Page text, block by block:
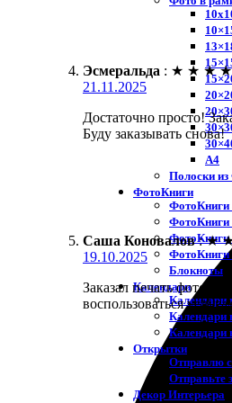
A4
Полоски
ФотоКниги
ФотоКниги
ФотоКниги
ФотоКниги
Блокноты
Календари
Календари
Календари
Календари
Открытки
Отправлю
Отправьте
Декор Интерьера
Эсмеральда : ★ ★ ★ ★
21.11.2025
Достаточно просто!
Буду заказывать снова!
Саша Коновалов : ★
19.10.2025
Заказал печать фото с
воспользоваться